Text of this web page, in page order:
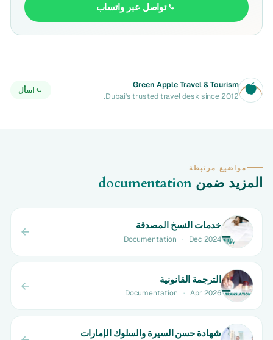
تواصل عبر واتساب
Green Apple Travel & Tourism
Dubai's trusted travel desk since 2012.
اسأل
مواضيع مرتبطة
المزيد ضمنdocumentation
خدمات النسخ المصدقة
Documentation · Dec 2024
الترجمة القانونية
Documentation · Apr 2026
شهادة حسن السيرة والسلوك الإمارات